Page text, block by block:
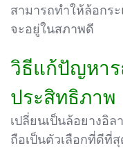
สามารถทำให้ล้อกร
จะอยู่ในสภาพดี
วิธีแก้ปัญหาร
ประสิทธิภาพ
เปลี่ยนเป็นล้อยางอิ
ถือเป็นตัวเลือกที่ดีที่